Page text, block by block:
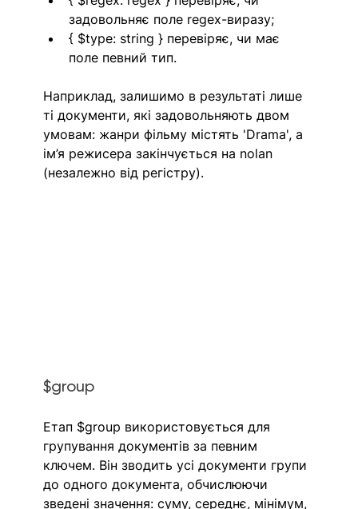
задовольняє поле regex-виразу;
{ $type: string } перевіряє, чи має
поле певний тип.
Наприклад, залишимо в результаті лише
ті документи, які задовольняють двом
умовам: жанри фільму містять 'Drama', а
ім’я режисера закінчується на nolan
(незалежно від регістру).
$group
Етап $group використовується для
групування документів за певним
ключем. Він зводить усі документи групи
до одного документа, обчислюючи
зведені значення: суму, середнє, мінімум,